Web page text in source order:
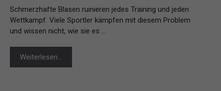
Schmerzhafte Blasen ruinieren jedes Training und jeden
Wettkampf. Viele Sportler kämpfen mit diesem Problem
und wissen nicht, wie sie es …
Weiterlesen…